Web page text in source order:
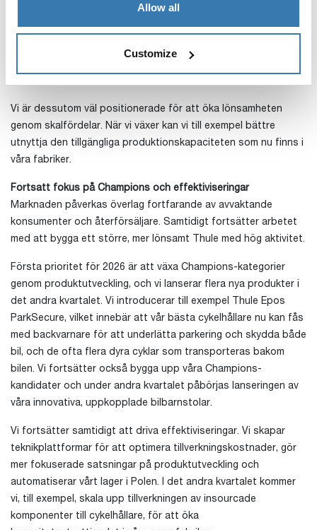
Allow all
Customize
görs samtidigt som vi investerar mer fokuserat i
produktutveckling. Detta innebär att vi ökar satsningar på
produktutvecklingskostnaderna, en effekt som märktes redan i
Vi är dessutom väl positionerade för att öka lönsamheten
genom skalfördelar. När vi växer kan vi till exempel bättre
utnyttja den tillgängliga produktionskapaciteten som nu finns i
våra fabriker.
Fortsatt fokus på Champions och effektiviseringar
Marknaden påverkas överlag fortfarande av avvaktande
konsumenter och återförsäljare. Samtidigt fortsätter arbetet
med att bygga ett större, mer lönsamt Thule med hög aktivitet.
Första prioritet för 2026 är att växa Champions-kategorier
genom produktutveckling, och vi lanserar flera nya produkter i
det andra kvartalet. Vi introducerar till exempel Thule Epos
ParkSecure, vilket innebär att vår bästa cykelhållare nu kan fås
med backvarnare för att underlätta parkering och skydda både
bil, och de ofta flera dyra cyklar som transporteras bakom
bilen. Vi fortsätter också bygga upp våra Champions-
kandidater och under andra kvartalet påbörjas lanseringen av
våra innovativa, uppkopplade bilbarnstolar.
Vi fortsätter samtidigt att driva effektiviseringar. Vi skapar
teknikplattformar för att optimera tillverkningskostnader, gör
mer fokuserade satsningar på produktutveckling och
automatiserar vårt lager i Polen. I det andra kvartalet kommer
vi, till exempel, skala upp tillverkningen av insourcade
komponenter till cykelhållare, för att öka